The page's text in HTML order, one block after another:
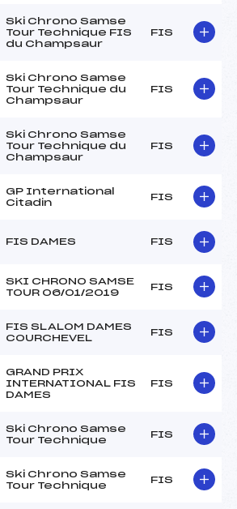
Ski Chrono Samse
Tour Technique FIS
du Champsaur
FIS
Ski Chrono Samse
Tour Technique du
Champsaur
FIS
Ski Chrono Samse
Tour Technique du
Champsaur
FIS
GP International
Citadin
FIS
FIS DAMES FIS
SKI CHRONO SAMSE
TOUR 06/01/2019
FIS
FIS SLALOM DAMES
COURCHEVEL
FIS
GRAND PRIX
INTERNATIONAL FIS
DAMES
FIS
Ski Chrono Samse
Tour Technique
FIS
Ski Chrono Samse
Tour Technique
FIS